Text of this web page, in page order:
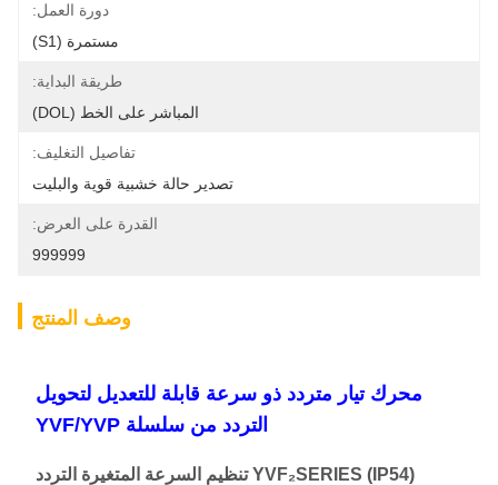
دورة العمل:
مستمرة (S1)
طريقة البداية:
المباشر على الخط (DOL)
تفاصيل التغليف:
تصدير حالة خشبية قوية والبليت
القدرة على العرض:
999999
وصف المنتج
محرك تيار متردد ذو سرعة قابلة للتعديل لتحويل
التردد من سلسلة YVF/YVP
YVF₂SERIES (IP54) تنظيم السرعة المتغيرة التردد